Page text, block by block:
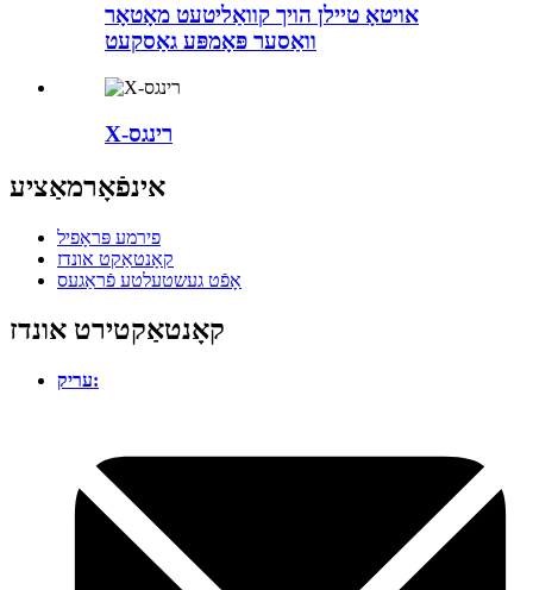
אויטאָ טיילן הויך קוואַליטעט מאָטאָר
וואַסער פּאָמפּע גאַסקעט
X-רינגס
אינפֿאָרמאַציע
פירמע פּראָפיל
קאָנטאַקט אונדז
אָפֿט געשטעלטע פֿראַגעס
קאָנטאַקטירט אונדז
עריק: